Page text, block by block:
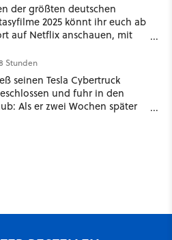
der größten deutschen
2025 könnt ihr euch ab
auf Netflix anschauen, mit
Stunden
seinen Tesla Cybertruck
und fuhr in den
Als er zwei Wochen später